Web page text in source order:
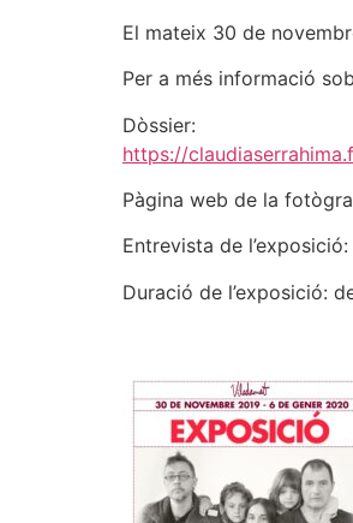
El mateix 30 de
Per a més informació
Dòssier:
https://
Pàgina web de la
Entrevista de l’exposició:
Duració de l’exposició: